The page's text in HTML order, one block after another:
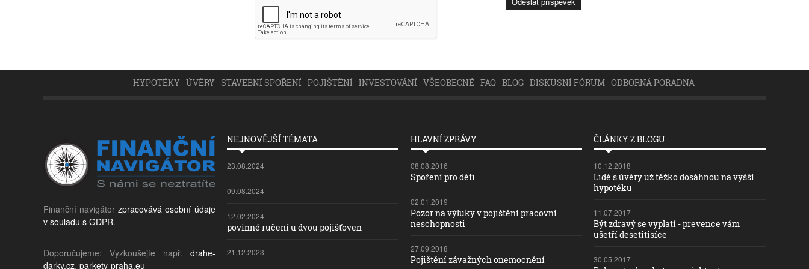
HYPOTÉKY ÚVĚRY STAVEBNÍ SPOŘENÍ POJIŠTĚNÍ INVESTOVÁNÍ VŠEOBECNÉ FAQ BLOG DISKUSNÍ FÓRUM ODBORNÁ PORADNA
Finanční navigátorzpracovává osobní údaje
v souladu s GDPR.
Doporučujeme: Vyzkoušejte např. drahe-
darky.cz, parkety-praha.eu
NEJNOVĚJŠÍ TÉMATA
23.08.2024
09.08.2024
12.02.2024
povinné ručení u dvou pojišťoven
21.12.2023
HLAVNÍ ZPRÁVY
08.08.2016
Spoření pro děti
02.01.2019
Pozor na výluky v pojištění pracovní
neschopnosti
27.09.2018
Pojištění závažných onemocnění
ČLÁNKY Z BLOGU
10.12.2018
Lidé s úvěry už těžko dosáhnou na vyšší
hypotéku
11.07.2017
Být zdravý se vyplatí - prevence vám
ušetří desetitisíce
30.05.2017